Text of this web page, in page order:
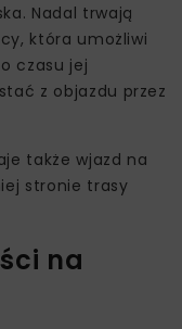
Nadal trwają
która umożliwi
czasu jej
z objazdu przez
także wjazd na
stronie trasy
na